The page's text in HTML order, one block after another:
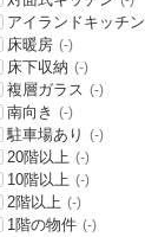
アイランドキッチン
床暖房 (-)
床下収納 (-)
複層ガラス (-)
南向き (-)
駐車場あり (-)
20階以上 (-)
10階以上 (-)
2階以上 (-)
1階の物件 (-)